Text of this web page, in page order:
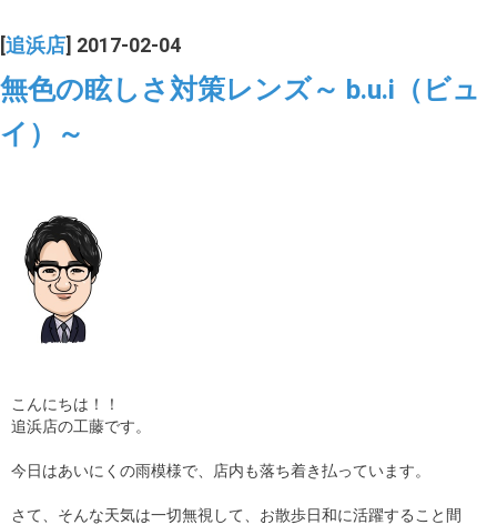
[追浜店] 2017-02-04
無色の眩しさ対策レンズ～ b.u.i（ビュ
イ）～
こんにちは！！
追浜店の工藤です。
今日はあいにくの雨模様で、店内も落ち着き払っています。
さて、そんな天気は一切無視して、お散歩日和に活躍すること間